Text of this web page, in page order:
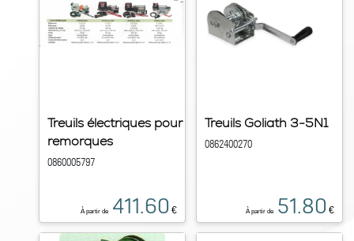
Treuils électriques pour
remorques
0860005797
À partir de 411.60 €
Treuils Goliath 3-5N1
0862400270
À partir de 51.80 €